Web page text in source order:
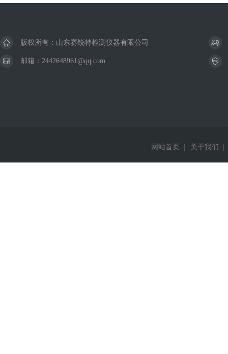
版权所有：山东赛锐特检测仪器有限公司
邮箱：2442648961@qq.com
网站首页 关于我们